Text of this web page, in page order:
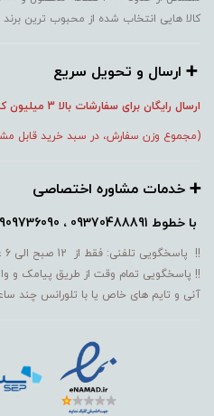
کالا هایی انتخاب شده از محبوب ترین برند
➕️ ارسال و تحویل سریع
ارسال رایگان برای سفارشات بالا 3 میلیون که زیر ۷۵۰
(مجموع وزن سفارش، در سبد خرید قابل
➕️ خدمات مشاوره اختصاصی
با خطوط 09370488891 ، 09909736090
!! پاسخگویی تلفنی: فقط از 12 صبح الی 6 عصر
!! پاسخگویی تمام وقت از طریق پیامک و
آنی و تایم های خاص یا با تلورانس چند